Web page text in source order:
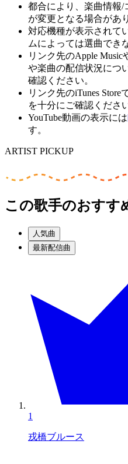
都合により、楽曲情報/
が変更となる場合があ
対応機種が表示されて
ムによっては選曲でき
リンク先のApple Music
や楽曲の配信状況につ
確認ください。
リンク先のiTunes
を十分にご確認くださ
YouTube動画の表示には
す。
ARTIST PICKUP
この歌手のおすす
人気曲
最新配信曲
1
戎橋ブルース